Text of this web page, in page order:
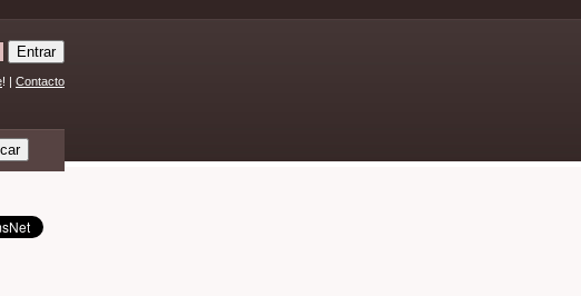
! | Contacto